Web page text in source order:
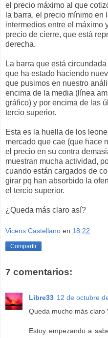
el precio máximo al que
la barra, el precio mínimo en
intermedios entre el máximo
precio de cierre, que está
derecha.
La barra que está
que ha estado haciendo
que pusimos en nuestro
encima de la media (línea
gráfico) y por encima de las
tercio superior.
Esta es la huella de los
mercado que cae (que hace
el precio en su contra
muestran mucha actividad,
cuando están cargados de
girar pq han absorbido la
el tercio superior.
¿Queda más claro así?
Vicens Castellano en 18:22
Compartir
7 comentarios:
Libre33 12 de octubre
Queda mucho más claro
Estoy empezando a